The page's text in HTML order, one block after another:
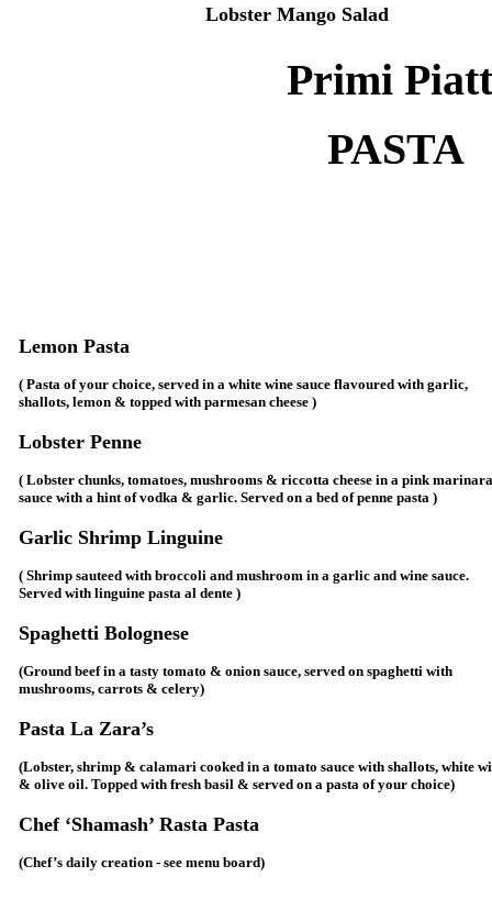
Lobster Mango Salad
Primi
PASTA
Lemon Pasta
( Pasta of your choice, served in a white wine sauce flavoured with garlic,
shallots, lemon & topped with parmesan cheese )
Lobster Penne
( Lobster chunks, tomatoes, mushrooms & riccotta cheese in a pink marinara
sauce with a hint of vodka & garlic. Served on a bed of penne pasta )
Garlic Shrimp Linguine
( Shrimp sauteed with broccoli and mushroom in a garlic and wine sauce.
Served with linguine pasta al dente )
Spaghetti Bolognese
(Ground beef in a tasty tomato & onion sauce, served on spaghetti with
mushrooms, carrots & celery)
Pasta La Zara’s
(Lobster, shrimp & calamari cooked in a tomato sauce with shallots, white
& olive oil. Topped with fresh basil & served on a pasta of your choice)
Chef ‘Shamash’ Rasta Pasta
(Chef’s daily creation - see menu board)